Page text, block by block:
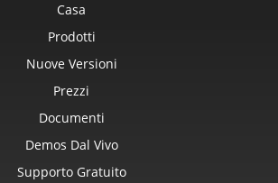
Casa
Prodotti
Nuove Versioni
Prezzi
Documenti
Demos Dal Vivo
Supporto Gratuito